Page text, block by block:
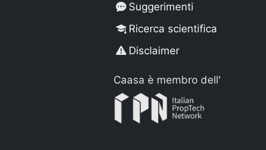
Suggerimenti
Ricerca scientifica
Disclaimer
Caasa è membro dell'